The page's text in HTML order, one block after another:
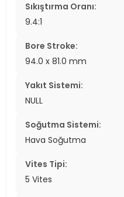
Sıkıştırma Oranı:
9.4:1
Bore Stroke:
94.0 x 81.0 mm
Yakıt Sistemi:
NULL
Soğutma Sistemi:
Hava Soğutma
Vites Tipi:
5 Vites